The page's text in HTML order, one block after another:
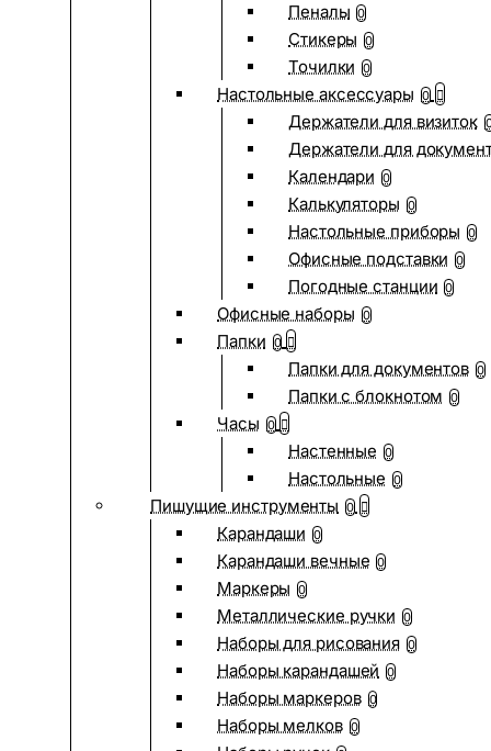
Пеналы 0
Стикеры 0
Точилки 0
Настольные аксессуары 0
Держатели для визиток
Держатели для
Календари 0
Калькуляторы 0
Настольные приборы 0
Офисные подставки 0
Погодные станции 0
Офисные наборы 0
Папки 0
Папки для документов 0
Папки с блокнотом 0
Часы 0
Настенные 0
Настольные 0
Пишущие инструменты 0
Карандаши 0
Карандаши вечные 0
Маркеры 0
Металлические ручки 0
Наборы для рисования 0
Наборы карандашей 0
Наборы маркеров 0
Наборы мелков 0